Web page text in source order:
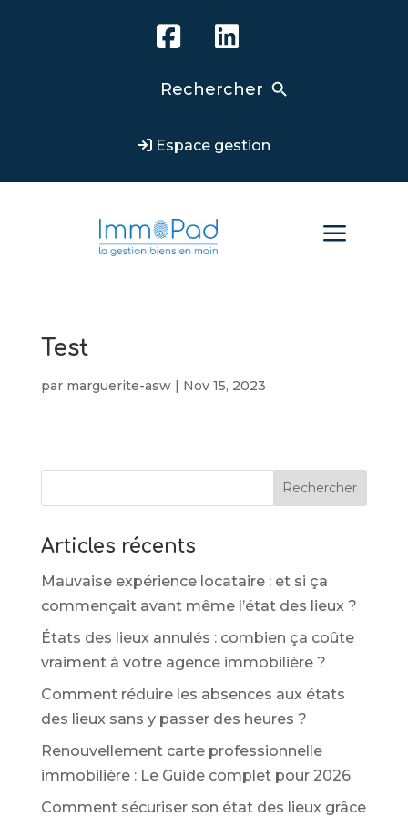
Espace gestion
a
Test
par marguerite-asw| Nov 15, 2023
Rechercher
Articles récents
Mauvaise expérience locataire : et si ça
commençait avant même l’état des lieux ?
États des lieux annulés : combien ça coûte
vraiment à votre agence immobilière ?
Comment réduire les absences aux états
des lieux sans y passer des heures ?
Renouvellement carte professionnelle
immobilière : Le Guide complet pour 2026
Comment sécuriser son état des lieux grâce